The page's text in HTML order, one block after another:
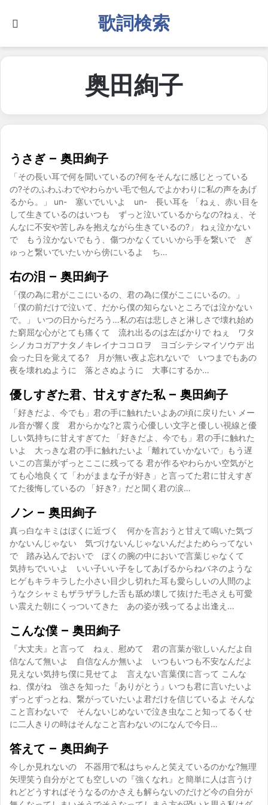
歌詞検索
奥田絢子
うさぎ – 奥田絢子
「その長い耳で何を聞いているの?何をそんなに感じとっている
の?そのふわふわでやわらかい毛で包んでよかわりに私の声をあげ
るから。」 un- 塞いでいいよ un- 長い耳を 「ねぇ、赤い目を
して生きているのはいつも ずっと泣いているからなの?ねぇ、そ
んなに不安や苦しみを抱えながら生きているの?」 ねぇ泣かない
で もう泣かないでもう、傷つかなくていいから手を繋いで ぎ
ゅっと繋いでいたいから傍にいるよ ち…
右の泪 – 奥田絢子
「僕の為に君がここにいるの、君の為に僕がここにいるの。」
「僕の前だけで泣いて、だから僕の知らないところでは泣かない
で。」 いつの日からだろう…私の右は悲しさと淋しさで壊れ始め
た窮屈な心がとても痛くて 流れ出るのは左ばかりで ねぇ ワタ
シノカコガアナタノキレイナココロヲ ヨゴシテシマイソウデ 出
会った日を覚えてる? 月が無い夜よ忘れないで いつまでもあの
夜を壊れぬように 落とさぬように 大事にするか…
優しすぎた君、甘えすぎた私 – 奥田絢子
「好きだよ、今でも」君の手に触れたいよあの頃に戻りたい メー
ル音が響く度 君からかな?と震う心優しい文字と優しい視線と優
しい気持ちに甘えすぎてた 「好きだよ、今でも」君の手に触れた
いよ 大っきな君の手に触れたいよ「離れていかないで」もう遅
いこの言葉がずっとここに残ってる 君が作るやわらかい空気がと
ても心地良くて「わがままな子が好き」と言ってた君に甘えすぎ
てた後悔しているの 「好き?」だと聞く君の涙…
ノン – 奥田絢子
真っ白なキミはぼくに近づく 何かを言おうと甘えて鳴いた気づ
かないんじゃない 気づけないんじゃないんだよためらってない
で 踏み込んでおいで ぼくの腕の中においで言葉じゃなくて
気持ちでいいよ いい子いい子をしてあげるからねバネのような
ヒゲもキラキラした小さい目少し切れた耳も愛らしいの人間のよ
うなクシャミもザラザラした舌も舐め壊して抜けた毛さえも可愛
い震えた朝にくっついてきた あの姿が残ってるよ出逢え…
こんな僕 – 奥田絢子
『大丈夫』と言って ねぇ、慰めて 君の言葉が欲しいんだよ自
信なんて無いよ 自信なんか無いよ いつもいつも不安なんだよ
見えない気持ち僕に見せてよ 言えない言葉僕に言って こんな
ね、僕がね 強さを知った『ありがとう』いつも君に言いたいよ
ずっとずっとね、繋がっていたいよ君だけを信じているよ そんな
こと言わないで そんないじめないで泣き虫なこと知ってるくせ
に二人きりの時はそんなこと言わないのになんで今日…
答えて – 奥田絢子
今しか見れないの 不器用で私はちゃんと笑えているのかな?無理
矢理笑う自分がとても空しいの『強くなれ』と簡単に人は言うけ
れどどうすればそうなるのかさえも解らないのだけど今の自分が